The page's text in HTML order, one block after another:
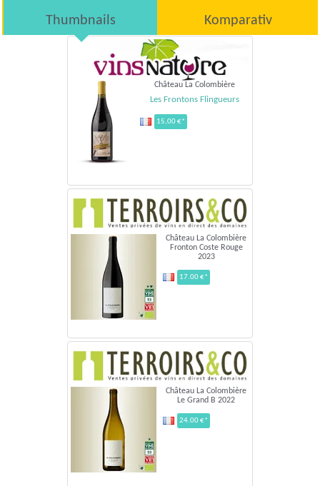
Thumbnails Komparativ
Château La Colombière
Les Frontons Flingueurs
15,00 €*
Château La Colombière
Fronton Coste Rouge
2023
17.00 €*
Château La Colombière
Le Grand B 2022
24.00 €*